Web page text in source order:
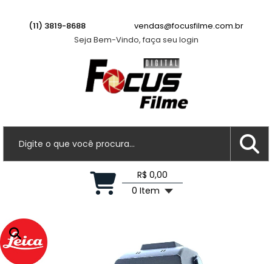
(11) 3819-8688
vendas@focusfilme.com.br
Seja Bem-Vindo, faça seu login
R$ 0,00
0 Item
Parasol JJC LH-73 - Genérico do Parasol
Canon ET-73